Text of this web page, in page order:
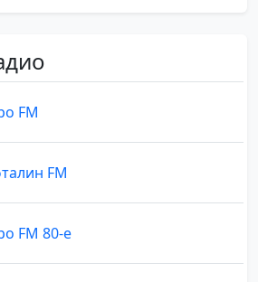
FM
FM
FM 80-е